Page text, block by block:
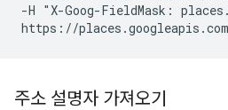
-H "X-Goog-FieldMask:
주소 설명자 가져오기